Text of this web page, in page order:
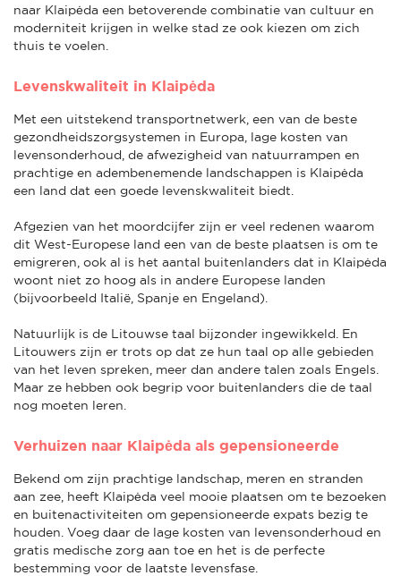
naar Klaipėda een betoverende combinatie van cultuur en
moderniteit krijgen in welke stad ze ook kiezen om zich
thuis te voelen.
Levenskwaliteit in Klaipėda
Met een uitstekend transportnetwerk, een van de beste
gezondheidszorgsystemen in Europa, lage kosten van
levensonderhoud, de afwezigheid van natuurrampen en
prachtige en adembenemende landschappen is Klaipėda
een land dat een goede levenskwaliteit biedt.
Afgezien van het moordcijfer zijn er veel redenen waarom
dit West-Europese land een van de beste plaatsen is om te
emigreren, ook al is het aantal buitenlanders dat in Klaipėda
woont niet zo hoog als in andere Europese landen
(bijvoorbeeld Italië, Spanje en Engeland).
Natuurlijk is de Litouwse taal bijzonder ingewikkeld. En
Litouwers zijn er trots op dat ze hun taal op alle gebieden
van het leven spreken, meer dan andere talen zoals Engels.
Maar ze hebben ook begrip voor buitenlanders die de taal
nog moeten leren.
Verhuizen naar Klaipėda als gepensioneerde
Bekend om zijn prachtige landschap, meren en stranden
aan zee, heeft Klaipėda veel mooie plaatsen om te bezoeken
en buitenactiviteiten om gepensioneerde expats bezig te
houden. Voeg daar de lage kosten van levensonderhoud en
gratis medische zorg aan toe en het is de perfecte
bestemming voor de laatste levensfase.